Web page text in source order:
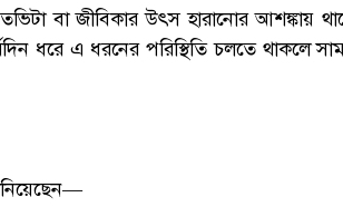
বা জীবিকার উৎস হারানোর আশঙ্কায়
ধরে এ ধরনের পরিস্থিতি চলতে থাকলে